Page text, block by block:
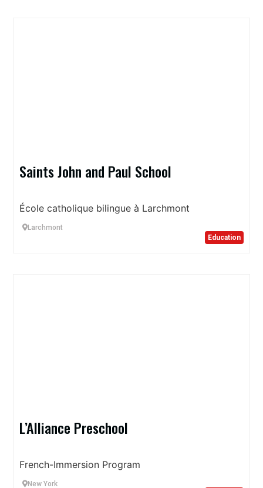
Saints John and Paul School
École catholique bilingue à Larchmont
Larchmont
Education
L’Alliance Preschool
French-Immersion Program
New York